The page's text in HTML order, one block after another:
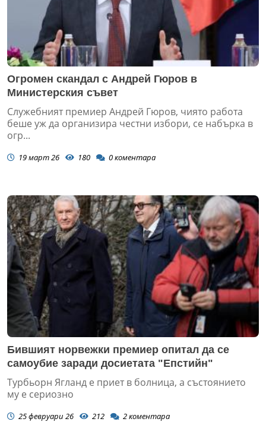
Огромен скандал с Андрей Гюров в
Министерския съвет
Служебният премиер Андрей Гюров, чиято работа
беше уж да организира честни избори, се набърка в
огр...
19 март 26 180 0коментара
Бившият норвежки премиер опитал да се
самоубие заради досиетата "Епстийн"
Турбьорн Ягланд е приет в болница, а състоянието
му е сериозно
25 февруари 26 212 2коментара